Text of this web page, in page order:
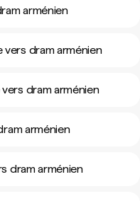
arménien
dram arménien
dram arménien
arménien
dram arménien